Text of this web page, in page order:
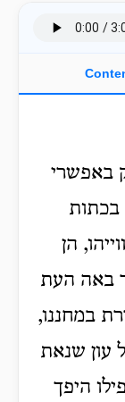
באפשרי
בכתות
הן
באה העת
במחננו,
עון שנאת
היפך